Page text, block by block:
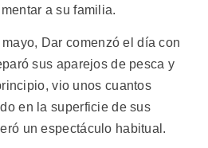
a su familia.
Dar comenzó el día con
sus aparejos de pesca y
vio unos cuantos
en la superficie de sus
un espectáculo habitual.